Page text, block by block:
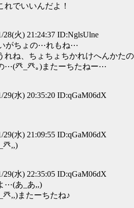
れでいいんだよ！
28(火) 21:24:37 ID:NglsUlne
がちょの⋯れもね⋯
れね、ちょちょちかれけへんかた
⋯(癶_癶｡)またーちたねー⋯
29(水) 20:35:20 ID:qGaM06dX
29(水) 21:09:55 ID:qGaM06dX
癶,,)
29(水) 22:35:05 ID:qGaM06dX
⋯(あ_あ,,)
,,)またーちたね♪